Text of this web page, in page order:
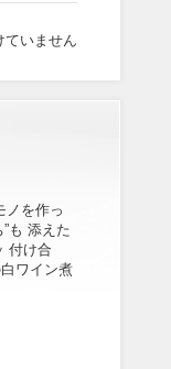
ていません
ノを作っ
も 添えた
付け合
ワイン煮